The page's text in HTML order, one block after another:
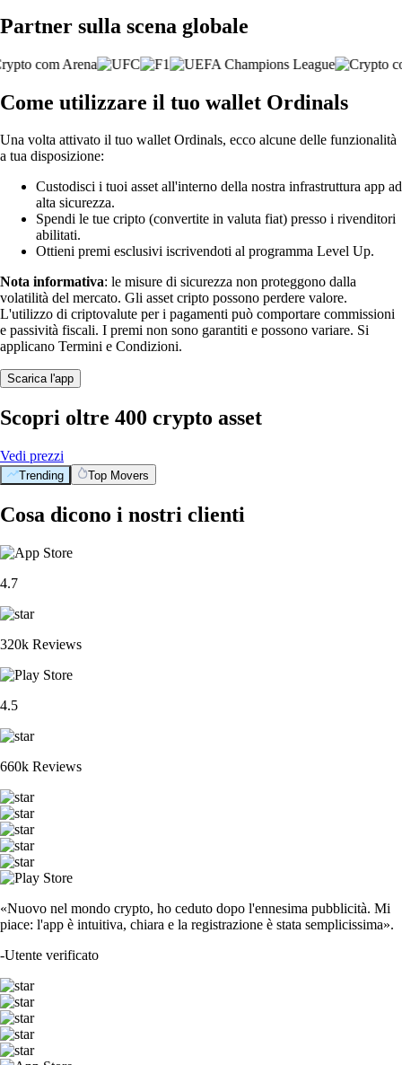
Partner sulla scena globale
Come utilizzare il tuo wallet Ordinals
Una volta attivato il tuo wallet Ordinals, ecco alcune delle funzionalità
a tua disposizione:
Custodisci i tuoi asset all'interno della nostra infrastruttura app ad
alta sicurezza.
Spendi le tue cripto (convertite in valuta fiat) presso i rivenditori
abilitati.
Ottieni premi esclusivi iscrivendoti al programma Level Up.
Nota informativa: le misure di sicurezza non proteggono dalla
volatilità del mercato. Gli asset cripto possono perdere valore.
L'utilizzo di criptovalute per i pagamenti può comportare commissioni
e passività fiscali. I premi non sono garantiti e possono variare. Si
applicano Termini e Condizioni.
Scarica l'app
Scopri oltre 400 crypto asset
Vedi prezzi
Trending Top Movers
Cosa dicono i nostri clienti
4.7
320k Reviews
4.5
660k Reviews
«Nuovo nel mondo crypto, ho ceduto dopo l'ennesima pubblicità. Mi
piace: l'app è intuitiva, chiara e la registrazione è stata semplicissima».
-Utente verificato